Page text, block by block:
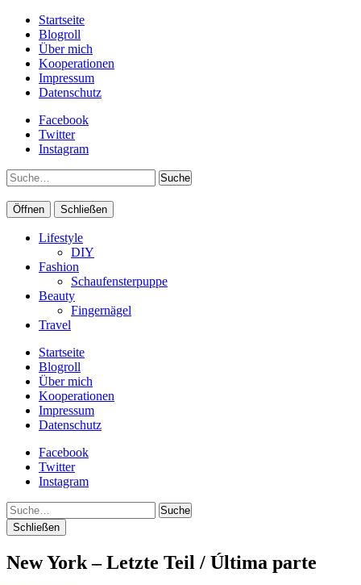
Startseite
Blogroll
Über mich
Kooperationen
Impressum
Datenschutz
Facebook
Twitter
Instagram
Suche
Öffnen Schließen
Lifestyle
DIY
Fashion
Schaufensterpuppe
Beauty
Fingernägel
Travel
Startseite
Blogroll
Über mich
Kooperationen
Impressum
Datenschutz
Facebook
Twitter
Instagram
Suche
Schließen
New York – Letzte Teil / Última parte